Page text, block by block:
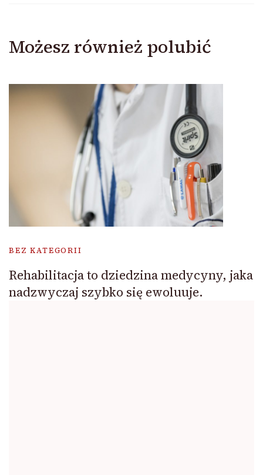
Możesz również polubić
BEZ KATEGORII
Rehabilitacja to dziedzina medycyny, jaka
nadzwyczaj szybko się ewoluuje.